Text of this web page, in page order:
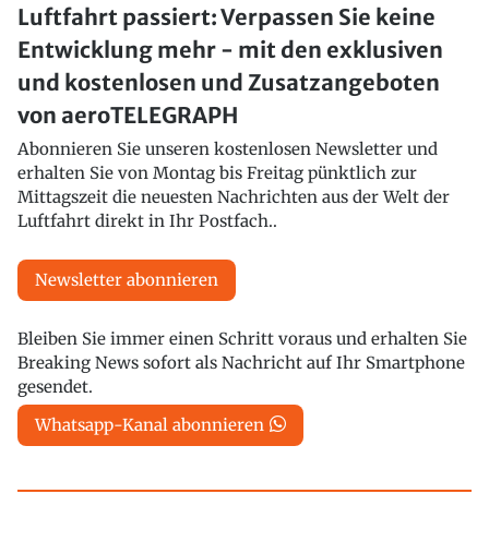
Luftfahrt passiert: Verpassen Sie keine
Entwicklung mehr - mit den exklusiven
und kostenlosen und Zusatzangeboten
von aeroTELEGRAPH
Abonnieren Sie unseren kostenlosen Newsletter und
erhalten Sie von Montag bis Freitag pünktlich zur
Mittagszeit die neuesten Nachrichten aus der Welt der
Luftfahrt direkt in Ihr Postfach..
Newsletter abonnieren
Bleiben Sie immer einen Schritt voraus und erhalten Sie
Breaking News sofort als Nachricht auf Ihr Smartphone
gesendet.
Whatsapp-Kanal abonnieren